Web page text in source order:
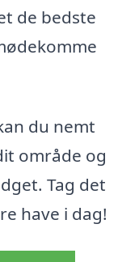
de bedste
du nemt
område og
Tag det
have i dag!